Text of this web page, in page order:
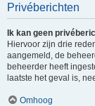
Privéberichten
Ik kan geen
Hiervoor zijn drie
aangemeld, de
beheerder heeft
laatste het geval is,
Omhoog